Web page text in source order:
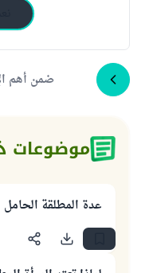
ضمن أهم
موضوعات
عدة المطلقة الحامل